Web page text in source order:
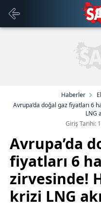
Haberler
Avrupa’da doğal gaz fiyatları 6
LNG
Giriş Tarihi:
Avrupa’da
fiyatları 6
zirvesinde!
krizi LNG